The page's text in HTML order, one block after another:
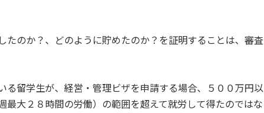
たのか？、どのように貯めたのか？を証明することは、審査
る留学生が、経営・管理ビザを申請する場合、５００万円以
最大２８時間の労働）の範囲を超えて就労して得たのではな